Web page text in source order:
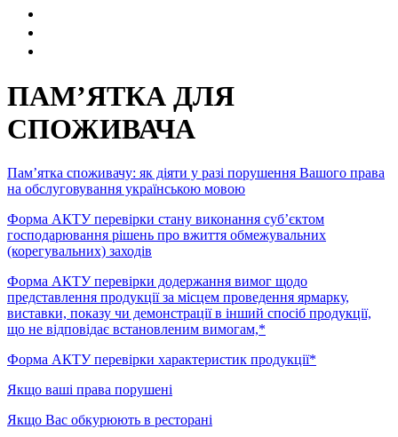
ПАМ’ЯТКА ДЛЯ
СПОЖИВАЧА
Пам’ятка споживачу: як діяти у разі порушення Вашого права
на обслуговування українською мовою
Форма АКТУ перевірки стану виконання суб’єктом
господарювання рішень про вжиття обмежувальних
(корегувальних) заходів
Форма АКТУ перевірки додержання вимог щодо
представлення продукції за місцем проведення ярмарку,
виставки, показу чи демонстрації в інший спосіб продукції,
що не відповідає встановленим вимогам,*
Форма АКТУ перевірки характеристик продукції*
Якщо ваші права порушені
Якщо Вас обкурюють в ресторані